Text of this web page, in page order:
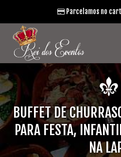
Parcelamos no
BUFFET DE
PARA FESTA,
NA